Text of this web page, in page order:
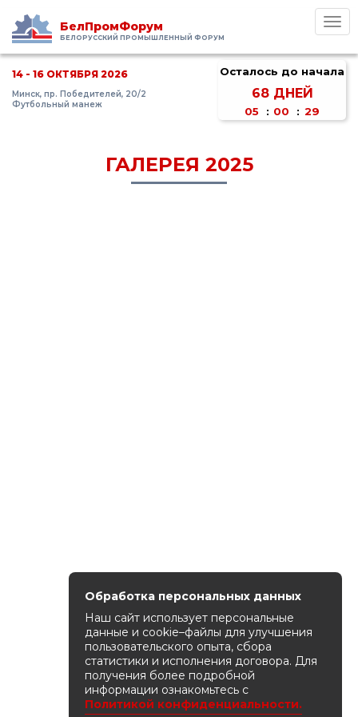
БелПромФорум
БЕЛОРУССКИЙ ПРОМЫШЛЕННЫЙ ФОРУМ
14 - 16 ОКТЯБРЯ 2026
Минск, пр. Победителей, 20/2
Футбольный манеж
Осталось до начала
68 ДНЕЙ
05 : 00 : 29
ГАЛЕРЕЯ 2025
Обработка персональных данных
Наш сайт использует персональные
данные и cookie–файлы для улучшения
пользовательского опыта, сбора
статистики и исполнения договора. Для
получения более подробной
информации ознакомьтесь с
Политикой конфиденциальности.